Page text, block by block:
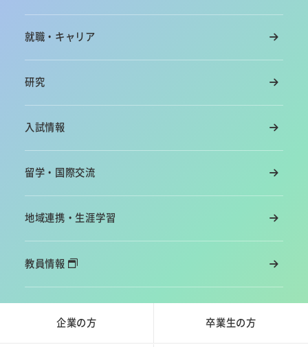
就職・キャリア
研究
入試情報
留学・国際交流
地域連携・生涯学習
教員情報
企業の方 卒業生の方